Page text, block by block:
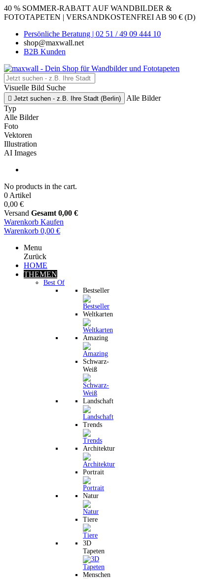
40 % SOMMER-RABATT AUF WANDBILDER &
FOTOTAPETEN | VERSANDKOSTENFREI AB 90 € (D)
Persönliche Beratung | 02 51 / 49 09 444 10
shop@maxwall.net
B2B Kunden
Visuelle Bild Suche
 Jetzt suchen - z.B. Ihre Stadt (Berlin)
Alle Bilder
Typ
Alle Bilder
Foto
Vektoren
Illustration
AI Images
No products in the cart.
0 Artikel
0,00 €
Versand Gesamt 0,00 €
Warenkorb Kaufen
Warenkorb 0,00 €
Menu
Zurück
HOME
THEMEN
Best Of
Bestseller
Weltkarten
Amazing
Schwarz-
Weiß
Landschaft
Trends
Architektur
Portrait
Natur
Tiere
3D
Tapeten
Menschen